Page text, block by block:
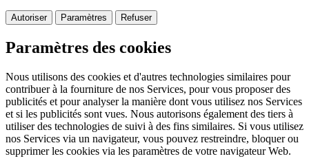
Autoriser Paramètres Refuser
Paramètres des cookies
Nous utilisons des cookies et d'autres technologies similaires pour
contribuer à la fourniture de nos Services, pour vous proposer des
publicités et pour analyser la manière dont vous utilisez nos Services
et si les publicités sont vues. Nous autorisons également des tiers à
utiliser des technologies de suivi à des fins similaires. Si vous utilisez
nos Services via un navigateur, vous pouvez restreindre, bloquer ou
supprimer les cookies via les paramètres de votre navigateur Web.